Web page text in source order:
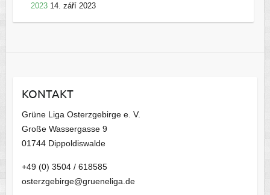
2023 14. září 2023
KONTAKT
Grüne Liga Osterzgebirge e. V.
Große Wassergasse 9
01744 Dippoldiswalde
+49 (0) 3504 / 618585
osterzgebirge@grueneliga.de